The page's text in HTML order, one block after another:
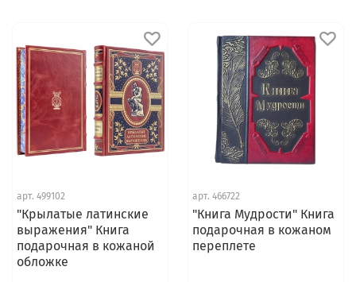
арт. 499102
"Крылатые латинские
выражения" Книга
подарочная в кожаной
обложке
арт. 466722
"Книга Мудрости" Книга
подарочная в кожаном
переплете